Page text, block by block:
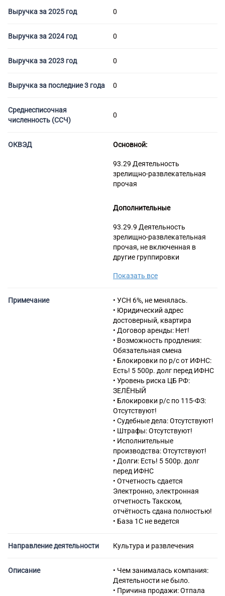
Выручка за 2025 год 0
Выручка за 2024 год 0
Выручка за 2023 год 0
Выручка за последние 3 года 0
Среднесписочная
численность (ССЧ)
0
ОКВЭД Основной:
93.29 Деятельность
зрелищно-развлекательная
прочая
Дополнительные
93.29.9 Деятельность
зрелищно-развлекательная
прочая, не включенная в
другие группировки
организации конференций и
93.29.1 Деятельность парков
отдыха и пляжей
93.29.2 Деятельность
танцплощадок, дискотек,
школ танцев
96.09 Предоставление прочих
персональных услуг, не
включенных в другие
группировки
Показать все
Примечание
• УСН 6%, не менялась.
• Юридический адрес
достоверный, квартира
• Договор аренды: Нет!
• Возможность продления:
Обязательная смена
• Блокировки по р/с от ИФНС:
Есть! 5 500р. долг перед ИФНС
• Уровень риска ЦБ РФ:
ЗЕЛЁНЫЙ
• Блокировки р/с по 115-ФЗ:
Отсутствуют!
• Судебные дела: Отсутствуют!
• Штрафы: Отсутствуют!
• Исполнительные
производства: Отсутствуют!
• Долги: Есть! 5 500р. долг
перед ИФНС
• Отчетность сдается
Электронно, электронная
отчетность Такском,
отчётность сдана полностью!
• База 1С не ведется
Направление деятельности Культура и развлечения
Описание
• Чем занималась компания:
Деятельности не было.
• Причина продажи: Отпала